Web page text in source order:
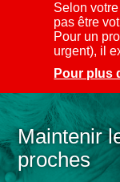
Selon
pas être
Pour un
urgent), il
Pour plus
Maintenir
proches